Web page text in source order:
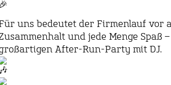
uns bedeutet der Firmenlauf vor
und jede Menge Spaß
After-Run-Party mit DJ.